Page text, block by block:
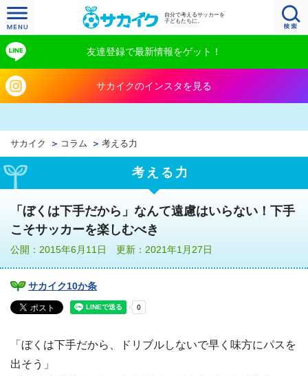
自分で考えるサッカーを
子どもたちに。
友達登録で最新情報をゲット！
サカイクのインスタを見る
サカイク コラム 考える力
考える力
「ぼくは下手だから」なんて遠慮はいらない！下手
こそサッカーを楽しむべき
公開：2015年6月11日 更新：2021年1月27日
サカイク10か条
「ぼくは下手だから、ドリブルしないで早く味方にパスを
出そう」